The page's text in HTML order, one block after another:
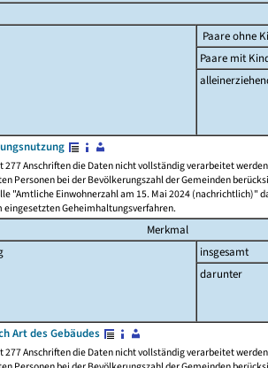
Paare ohne
Paare mit
Anschriften die Daten nicht vollständig verarbeitet
Personen bei der Bevölkerungszahl der Gemeinden
"Amtliche Einwohnerzahl am 15. Mai 2024 (nachrichtlich)"
eingesetzten Geheimhaltungsverfahren.
Merkmal
insgesamt
darunter
Art des Gebäudes
Anschriften die Daten nicht vollständig verarbeitet